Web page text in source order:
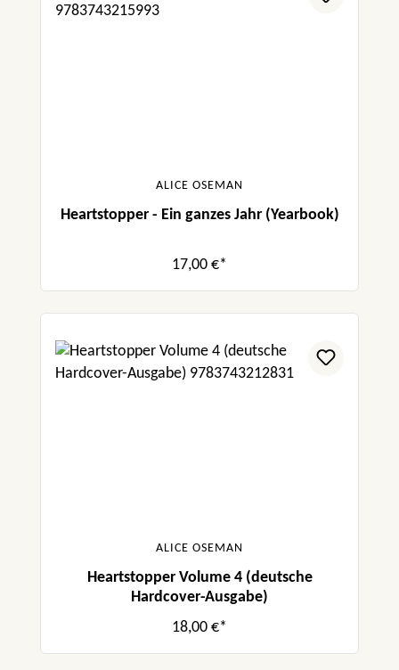
ALICE OSEMAN
Heartstopper - Ein ganzes Jahr (Yearbook)
17,00 €*
ALICE OSEMAN
Heartstopper Volume 4 (deutsche
Hardcover-Ausgabe)
18,00 €*